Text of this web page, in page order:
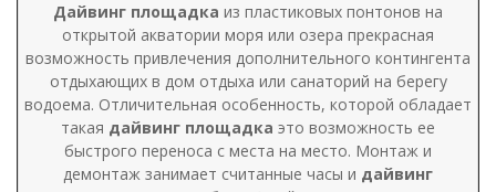
Дайвинг площадка из пластиковых понтонов на
открытой акватории моря или озера прекрасная
возможность привлечения дополнительного контингента
отдыхающих в дом отдыха или санаторий на берегу
водоема. Отличительная особенность, которой обладает
такая дайвинг площадка это возможность ее
быстрого переноса с места на место. Монтаж и
демонтаж занимает считанные часы и дайвинг